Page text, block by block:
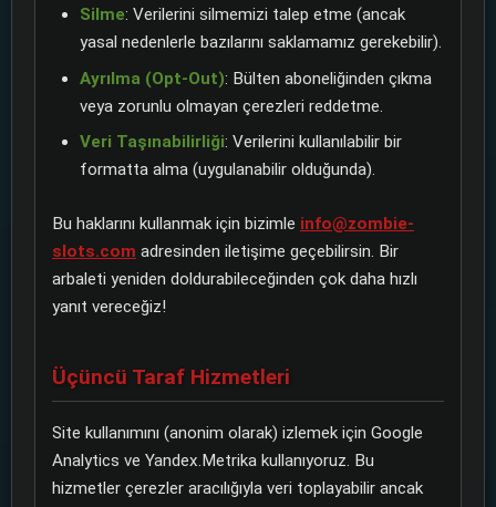
Silme: Verilerini silmemizi talep etme (ancak
yasal nedenlerle bazılarını saklamamız gerekebilir).
Ayrılma (Opt-Out): Bülten aboneliğinden çıkma
veya zorunlu olmayan çerezleri reddetme.
Veri Taşınabilirliği: Verilerini kullanılabilir bir
formatta alma (uygulanabilir olduğunda).
Bu haklarını kullanmak için bizimle info@zombie-
slots.com adresinden iletişime geçebilirsin. Bir
arbaleti yeniden doldurabileceğinden çok daha hızlı
yanıt vereceğiz!
Üçüncü Taraf Hizmetleri
Site kullanımını (anonim olarak) izlemek için Google
Analytics ve Yandex.Metrika kullanıyoruz. Bu
hizmetler çerezler aracılığıyla veri toplayabilir ancak